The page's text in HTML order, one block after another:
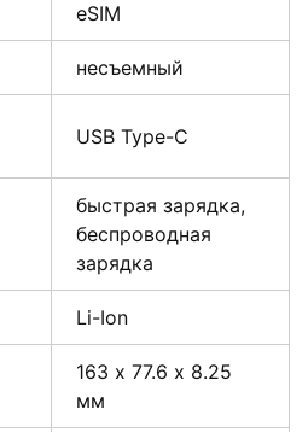
eSIM
несъемный
USB Type-C
быстрая зарядка,
беспроводная
зарядка
Li-Ion
163 х 77.6 х 8.25
мм